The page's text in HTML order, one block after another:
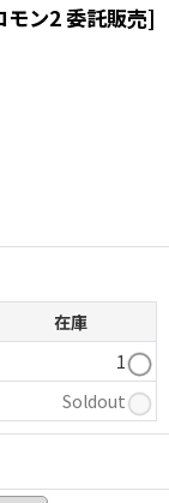
モン2 委託販売]
在庫
1
Soldout